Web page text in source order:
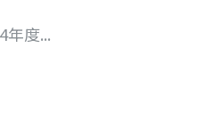
年度...